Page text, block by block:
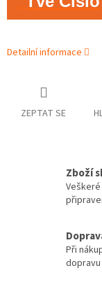
Detailní informace
ZEPTAT SE
Zboží
Při